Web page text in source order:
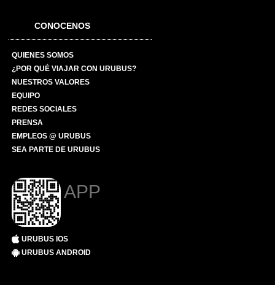
CONOCENOS
QUIENES SOMOS
¿POR QUÉ VIAJAR CON URUBUS?
NUESTROS VALORES
EQUIPO
REDES SOCIALES
PRENSA
EMPLEOS @ URUBUS
SEA PARTE DE URUBUS
APP
URUBUS IOS
URUBUS ANDROID